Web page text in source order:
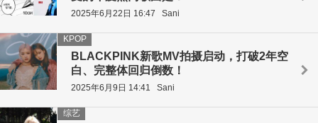
2025年6月22日 16:47 Sani
BLACKPINK新歌MV拍摄启动，打破2年空
白、完整体回归倒数！
KPOP
2025年6月9日 14:41 Sani
综艺